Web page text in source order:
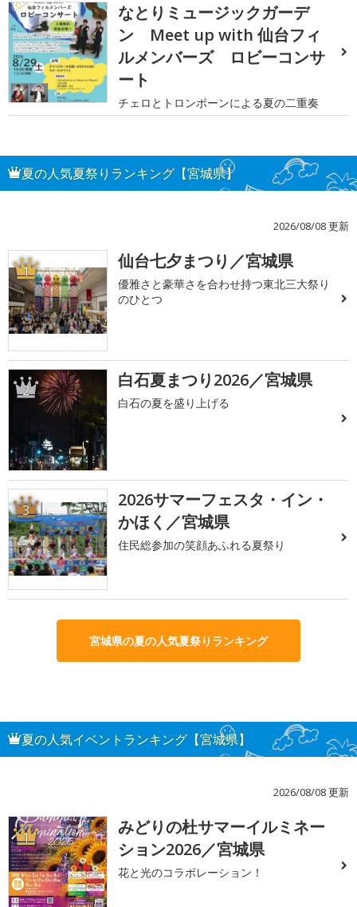
なとりミュージックガーデ
ン Meet up with 仙台フィ
ルメンバーズ ロビーコンサ
ート
チェロとトロンボーンによる夏の二重奏
夏の人気夏祭りランキング【宮城県】
2026/08/08 更新
1 仙台七夕まつり／宮城県
優雅さと豪華さを合わせ持つ東北三大祭り
のひとつ
2 白石夏まつり2026／宮城県
白石の夏を盛り上げる
3
2026サマーフェスタ・イン・
かほく／宮城県
住民総参加の笑顔あふれる夏祭り
宮城県の夏の人気夏祭りランキング
夏の人気イベントランキング【宮城県】
2026/08/08 更新
1
みどりの杜サマーイルミネー
ション2026／宮城県
花と光のコラボレーション！